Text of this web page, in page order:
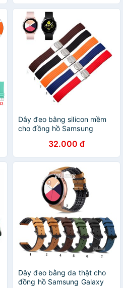
Dây đeo bằng silicon mềm
cho đồng hồ Samsung
32.000 đ
Dây đeo bằng da thật cho
đồng hồ Samsung Galaxy